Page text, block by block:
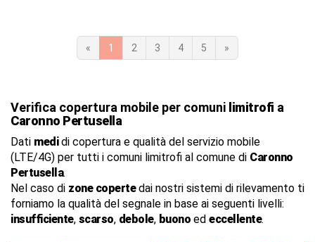
« 1 2 3 4 5 »
Verifica copertura mobile per comuni limitrofi a
Caronno Pertusella
Dati medidi copertura e qualità del servizio mobile
(LTE/4G) per tutti i comuni limitrofi al comune di Caronno
Pertusella.
Nel caso di zone copertedai nostri sistemi di rilevamento ti
forniamo la qualità del segnale in base ai seguenti livelli:
insufficiente, scarso, debole, buono ed eccellente.